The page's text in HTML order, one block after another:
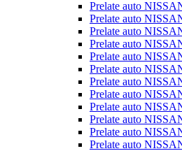
Prelate auto
Prelate auto
Prelate auto
Prelate auto
Prelate auto
Prelate auto
Prelate auto
Prelate auto
Prelate auto
Prelate auto
Prelate auto
Prelate auto